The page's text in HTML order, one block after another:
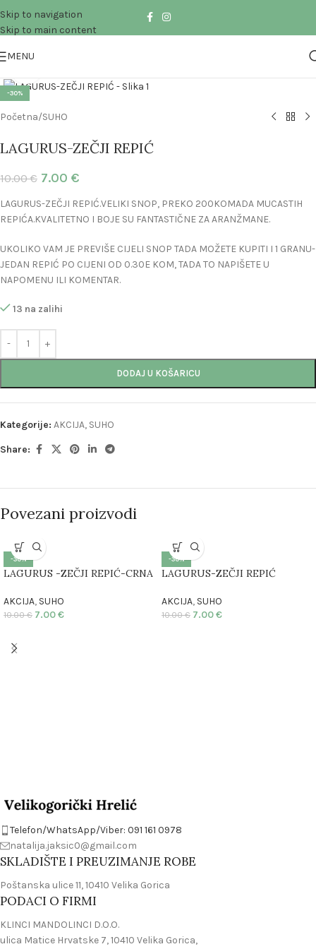
Skip to navigation
Skip to main content
MENU
-30%
Početna/SUHO
LAGURUS-ZEČJI REPIĆ
10.00€ 7.00 €
LAGURUS-ZEČJI REPIĆ.VELIKI SNOP, PREKO 200KOMADA MUCASTIH
REPIĆA.KVALITETNO I BOJE SU FANTASTIČNE ZA ARANŽMANE.
UKOLIKO VAM JE PREVIŠE CIJELI SNOP TADA MOŽETE KUPITI I 1 GRANU-
JEDAN REPIĆ PO CIJENI OD 0.30E KOM, TADA TO NAPIŠETE U
NAPOMENU ILI KOMENTAR.
13 na zalihi
DODAJ U KOŠARICU
Kategorije: AKCIJA, SUHO
Share:
Povezani proizvodi
-30%
LAGURUS -ZEČJI REPIĆ-CRNA
AKCIJA, SUHO
10.00€ 7.00€
-30%
LAGURUS-ZEČJI REPIĆ
AKCIJA, SUHO
10.00€ 7.00€
Telefon/WhatsApp/Viber: 091 161 0978
natalija.jaksic0@gmail.com
SKLADIŠTE I PREUZIMANJE ROBE
Poštanska ulice 11, 10410 Velika Gorica
PODACI O FIRMI
KLINCI MANDOLINCI D.O.O.
ulica Matice Hrvatske 7, 10410 Velika Gorica,